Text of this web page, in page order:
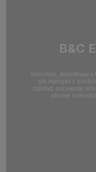
B&C
Sencillas, deportivas y
sin mangas y
calidad, excelente
ofrecer